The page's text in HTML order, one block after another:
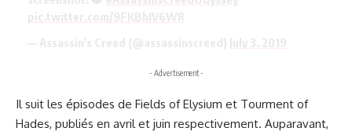
- Advertisement -
Il suit les épisodes de Fields of Elysium et Tourment of
Hades, publiés en avril et juin respectivement. Auparavant,